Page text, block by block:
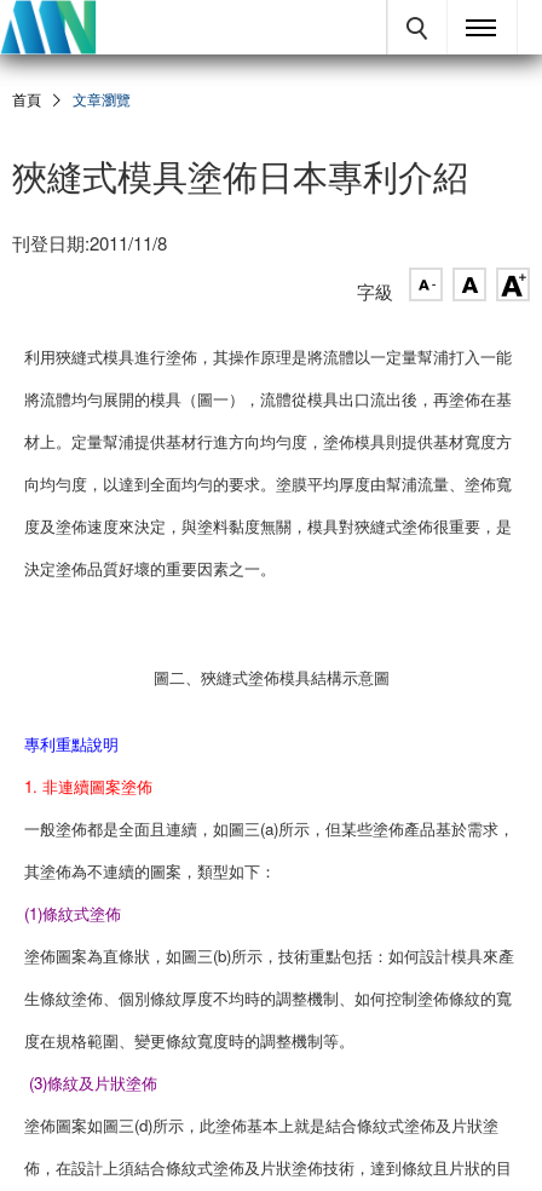
首頁 文章瀏覽
狹縫式模具塗佈日本專利介紹
刊登日期:2011/11/8
字級
利用狹縫式模具進行塗佈，其操作原理是將流體以一定量幫浦打入一能
將流體均勻展開的模具（圖一），流體從模具出口流出後，再塗佈在基
材上。定量幫浦提供基材行進方向均勻度，塗佈模具則提供基材寬度方
向均勻度，以達到全面均勻的要求。塗膜平均厚度由幫浦流量、塗佈寬
度及塗佈速度來決定，與塗料黏度無關，模具對狹縫式塗佈很重要，是
決定塗佈品質好壞的重要因素之一。
圖二、狹縫式塗佈模具結構示意圖
專利重點說明
1. 非連續圖案塗佈
一般塗佈都是全面且連續，如圖三(a)所示，但某些塗佈產品基於需求，
其塗佈為不連續的圖案，類型如下：
(1)條紋式塗佈
塗佈圖案為直條狀，如圖三(b)所示，技術重點包括：如何設計模具來產
生條紋塗佈、個別條紋厚度不均時的調整機制、如何控制塗佈條紋的寬
度在規格範圍、變更條紋寬度時的調整機制等。
(3)條紋及片狀塗佈
塗佈圖案如圖三(d)所示，此塗佈基本上就是結合條紋式塗佈及片狀塗
佈，在設計上須結合條紋式塗佈及片狀塗佈技術，達到條紋且片狀的目